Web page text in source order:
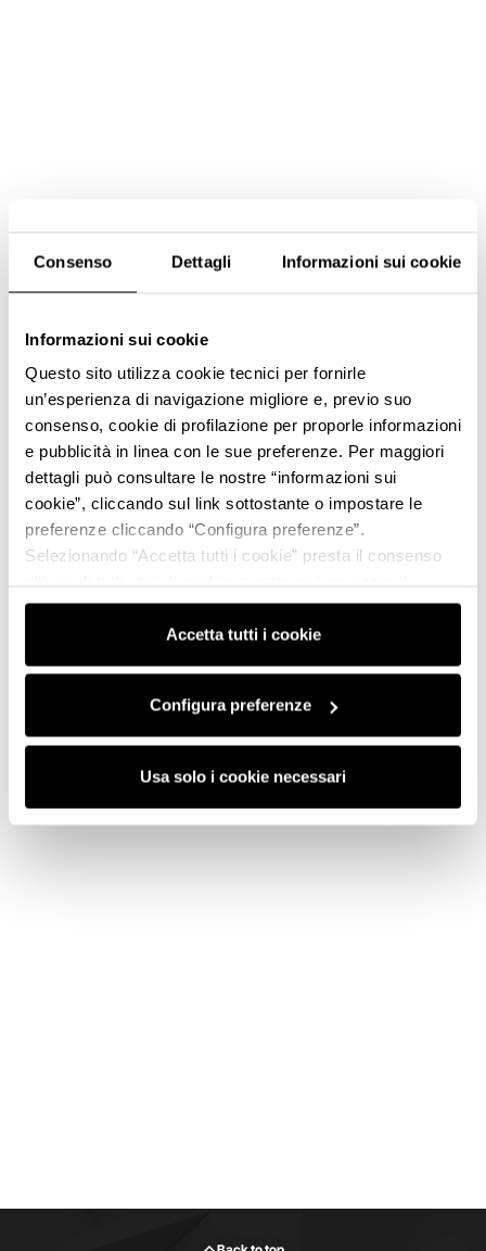
Consenso Dettagli Informazioni sui cookie
Informazioni sui cookie
Questo sito utilizza cookie tecnici per fornirle
un’esperienza di navigazione migliore e, previo suo
consenso, cookie di profilazione per proporle informazioni
e pubblicità in linea con le sue preferenze. Per maggiori
dettagli può consultare le nostre “informazioni sui
cookie”, cliccando sul link sottostante o impostare le
preferenze cliccando “Configura preferenze”.
Selezionando “Accetta tutti i cookie” presta il consenso
consenso cliccando su “Usa solo i cookie necessari” e
saranno attivati i soli cookie tecnici necessari al corretto
funzionamento del sito.
Accetta tutti i cookie
Configura preferenze
Usa solo i cookie necessari